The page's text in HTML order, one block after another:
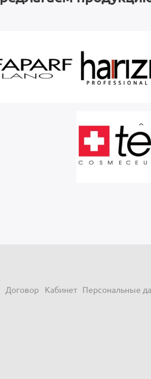
Договор Кабинет Персональные